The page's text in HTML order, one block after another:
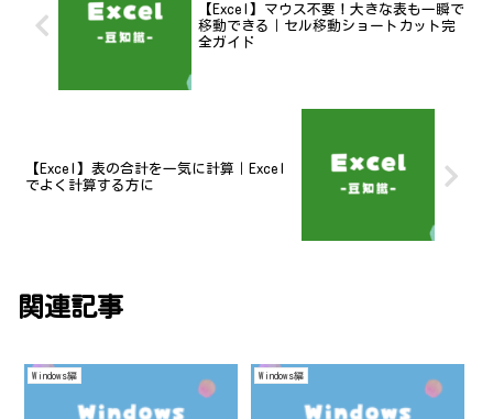
【Excel】マウス不要！大きな表も一瞬で
移動できる｜セル移動ショートカット完
全ガイド
【Excel】表の合計を一気に計算｜Excel
でよく計算する方に
関連記事
Windows編 Windows編